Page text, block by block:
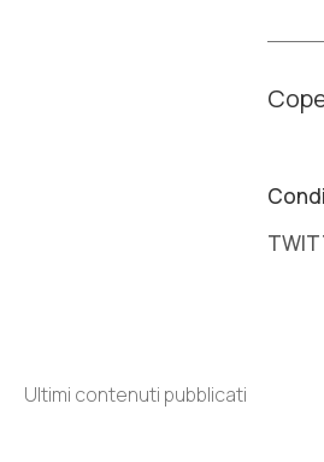
Ultimi contenuti pubblicati